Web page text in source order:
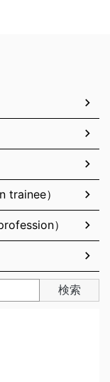
trainee）
）
検索